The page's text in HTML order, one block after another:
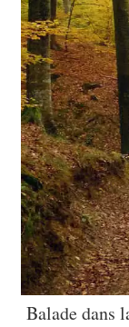
Balade dans